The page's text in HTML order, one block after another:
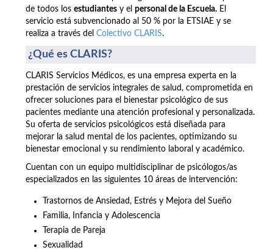
de todos los estudiantes y el personal de la Escuela. El
servicio está subvencionado al 50 % por la ETSIAE y se
realiza a través del Colectivo CLARIS.
¿Qué es CLARIS?
CLARIS Servicios Médicos, es una empresa experta en la
prestación de servicios integrales de salud, comprometida en
ofrecer soluciones para el bienestar psicológico de sus
pacientes mediante una atención profesional y personalizada.
Su oferta de servicios psicológicos está diseñada para
mejorar la salud mental de los pacientes, optimizando su
bienestar emocional y su rendimiento laboral y académico.
Cuentan con un equipo multidisciplinar de psicólogos/as
especializados en las siguientes 10 áreas de intervención:
Trastornos de Ansiedad, Estrés y Mejora del Sueño
Familia, Infancia y Adolescencia
Terapia de Pareja
Sexualidad